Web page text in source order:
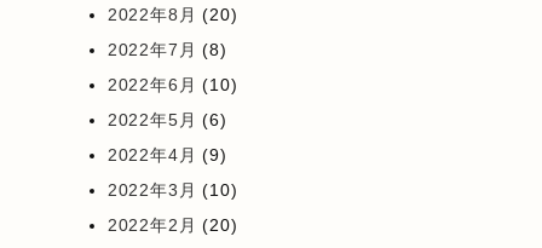
2022年8月 (20)
2022年7月 (8)
2022年6月 (10)
2022年5月 (6)
2022年4月 (9)
2022年3月 (10)
2022年2月 (20)